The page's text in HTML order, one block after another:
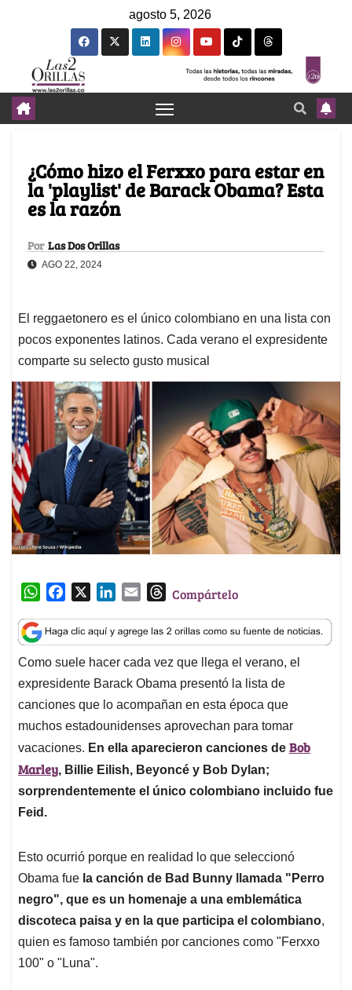
agosto 5, 2026
¿Cómo hizo el Ferxxo para estar en
la 'playlist' de Barack Obama? Esta
es la razón
Por Las Dos Orillas
AGO 22, 2024
El reggaetonero es el único colombiano en una lista con
pocos exponentes latinos. Cada verano el expresidente
comparte su selecto gusto musical
W
a
t
s
A
p
p
c
e
b
o
o
k
n
k
e
d
I
n
a
i
l
T
r
e
a
d
s
Compártelo
Como suele hacer cada vez que llega el verano, el
expresidente Barack Obama presentó la lista de
canciones que lo acompañan en esta época que
muchos estadounidenses aprovechan para tomar
vacaciones. En ella aparecieron canciones de Bob
Marley, Billie Eilish, Beyoncé y Bob Dylan;
sorprendentemente el único colombiano incluido fue
Feid.
Esto ocurrió porque en realidad lo que seleccionó
Obama fue la canción de Bad Bunny llamada "Perro
negro", que es un homenaje a una emblemática
discoteca paisa y en la que participa el colombiano,
quien es famoso también por canciones como "Ferxxo
100" o "Luna".